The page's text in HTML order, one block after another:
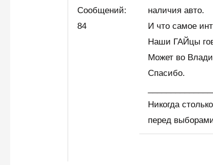
Сообщений:
84
наличия авто.
И что самое
Наши ГАЙцы
Может во
Спасибо.
Никогда
перед